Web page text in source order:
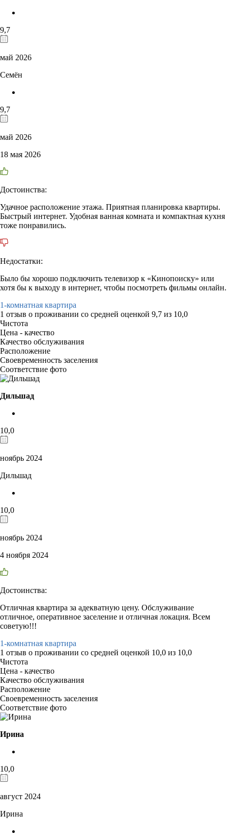
9,7
май 2026
Семён
9,7
май 2026
18 мая 2026
Достоинства:
Удачное расположение этажа. Приятная планировка квартиры.
Быстрый интернет. Удобная ванная комната и компактная кухня
тоже понравились.
Недостатки:
Было бы хорошо подключить телевизор к «Кинопоиску» или
хотя бы к выходу в интернет, чтобы посмотреть фильмы онлайн.
1-комнатная квартира
1 отзыв о проживании со средней оценкой 9,7 из 10,0
Чистота
Цена - качество
Качество обслуживания
Расположение
Своевременность заселения
Соответствие фото
Дильшад
10,0
ноябрь 2024
Дильшад
10,0
ноябрь 2024
4 ноября 2024
Достоинства:
Отличная квартира за адекватную цену. Обслуживание
отличное, оперативное заселение и отличная локация. Всем
советую!!!
1-комнатная квартира
1 отзыв о проживании со средней оценкой 10,0 из 10,0
Чистота
Цена - качество
Качество обслуживания
Расположение
Своевременность заселения
Соответствие фото
Ирина
10,0
август 2024
Ирина